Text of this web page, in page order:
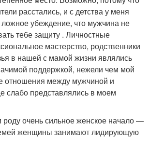
расстались, и с детства у меня
убеждение, что мужчина не
тебе защиту . Личностные
мастерство, родственники
в нашей с мамой жизни являлись
поддержкой, нежели чем мой
отношения между мужчиной и
представлялись в моем
очень сильное женское начало —
женщины занимают лидирующую